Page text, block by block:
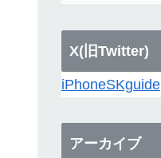
X(旧Twitter)
iPhoneSKguide
アーカイブ